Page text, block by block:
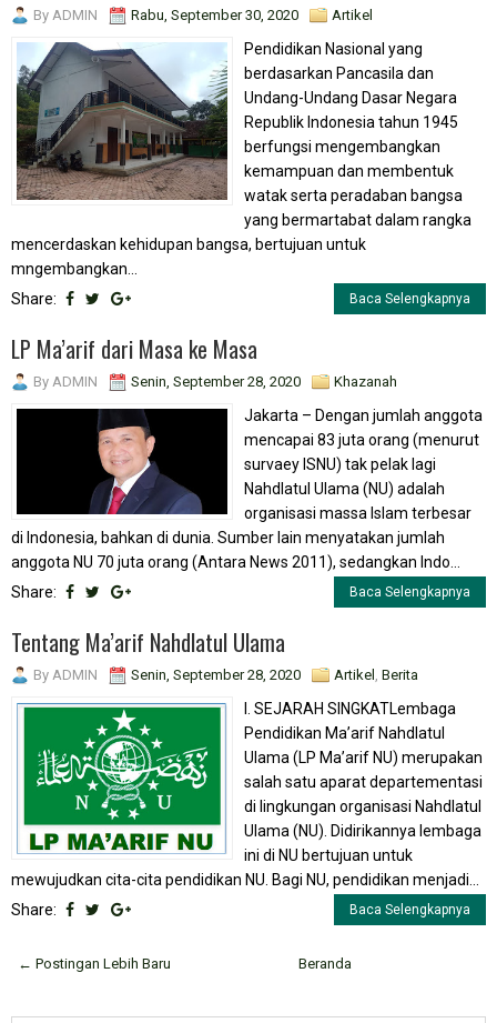
By ADMIN Rabu, September 30, 2020 Artikel
Pendidikan Nasional yang
berdasarkan Pancasila dan
Undang-Undang Dasar Negara
Republik Indonesia tahun 1945
berfungsi mengembangkan
kemampuan dan membentuk
watak serta peradaban bangsa
yang bermartabat dalam rangka
mencerdaskan kehidupan bangsa, bertujuan untuk
mngembangkan...
Share:
Baca Selengkapnya
LP Ma’arif dari Masa ke Masa
By ADMIN Senin, September 28, 2020 Khazanah
Jakarta – Dengan jumlah anggota
mencapai 83 juta orang (menurut
survaey ISNU) tak pelak lagi
Nahdlatul Ulama (NU) adalah
organisasi massa Islam terbesar
di Indonesia, bahkan di dunia. Sumber lain menyatakan jumlah
anggota NU 70 juta orang (Antara News 2011), sedangkan Indo...
Share:
Baca Selengkapnya
Tentang Ma’arif Nahdlatul Ulama
By ADMIN Senin, September 28, 2020 Artikel Berita
I. SEJARAH SINGKATLembaga
Pendidikan Ma’arif Nahdlatul
Ulama (LP Ma’arif NU) merupakan
salah satu aparat departementasi
di lingkungan organisasi Nahdlatul
Ulama (NU). Didirikannya lembaga
ini di NU bertujuan untuk
mewujudkan cita-cita pendidikan NU. Bagi NU, pendidikan menjadi...
Share:
Baca Selengkapnya
← Postingan Lebih Baru Beranda